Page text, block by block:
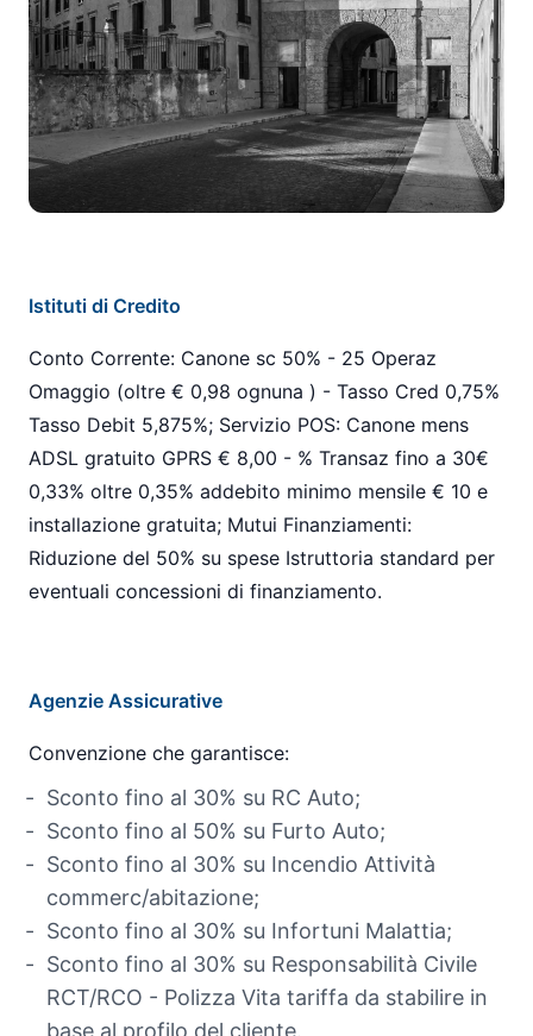
Istituti di Credito
Conto Corrente: Canone sc 50% - 25 Operaz
Omaggio (oltre € 0,98 ognuna ) - Tasso Cred 0,75%
Tasso Debit 5,875%; Servizio POS: Canone mens
ADSL gratuito GPRS € 8,00 - % Transaz fino a 30€
0,33% oltre 0,35% addebito minimo mensile € 10 e
installazione gratuita; Mutui Finanziamenti:
Riduzione del 50% su spese Istruttoria standard per
eventuali concessioni di finanziamento.
Agenzie Assicurative
Convenzione che garantisce:
Sconto fino al 30% su RC Auto;
Sconto fino al 50% su Furto Auto;
Sconto fino al 30% su Incendio Attività
commerc/abitazione;
Sconto fino al 30% su Infortuni Malattia;
Sconto fino al 30% su Responsabilità Civile
RCT/RCO - Polizza Vita tariffa da stabilire in
base al profilo del cliente.